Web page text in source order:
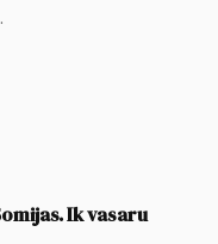
Ik vasaru